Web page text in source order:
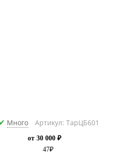
✔ Много Артикул: ТарЦБ601
от 30 000 ₽
47₽